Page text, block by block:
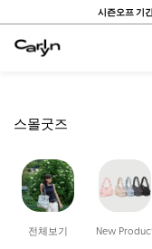
시즌오프 기
스몰굿즈
전체보기 New